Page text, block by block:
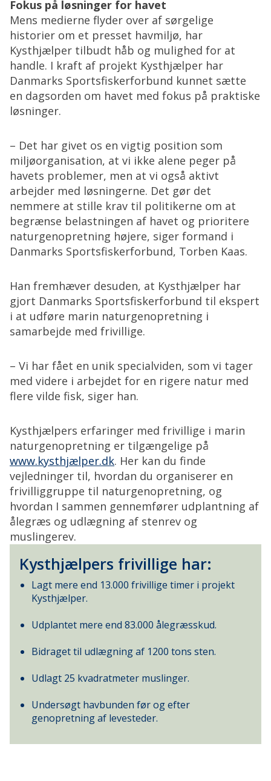
Kysthjælpers frivillige har:
Lagt mere end 13.000 frivillige timer i projekt
Kysthjælper.
Udplantet mere end 83.000 ålegræsskud.
Bidraget til udlægning af 1200 tons sten.
Udlagt 25 kvadratmeter muslinger.
Undersøgt havbunden før og efter
genopretning af levesteder.
Fokus på løsninger for havet
Mens medierne flyder over af sørgelige
historier om et presset havmiljø, har
Kysthjælper tilbudt håb og mulighed for at
handle. I kraft af projekt Kysthjælper har
Danmarks Sportsfiskerforbund kunnet sætte
en dagsorden om havet med fokus på praktiske
løsninger.
– Det har givet os en vigtig position som
miljøorganisation, at vi ikke alene peger på
havets problemer, men at vi også aktivt
arbejder med løsningerne. Det gør det
nemmere at stille krav til politikerne om at
begrænse belastningen af havet og prioritere
naturgenopretning højere, siger formand i
Danmarks Sportsfiskerforbund, Torben Kaas.
Han fremhæver desuden, at Kysthjælper har
gjort Danmarks Sportsfiskerforbund til ekspert
i at udføre marin naturgenopretning i
samarbejde med frivillige.
– Vi har fået en unik specialviden, som vi tager
med videre i arbejdet for en rigere natur med
flere vilde fisk, siger han.
Kysthjælpers erfaringer med frivillige i marin
naturgenopretning er tilgængelige på
www.kysthjælper.dk. Her kan du finde
vejledninger til, hvordan du organiserer en
frivilliggruppe til naturgenopretning, og
hvordan I sammen gennemfører udplantning af
ålegræs og udlægning af stenrev og
muslingerev.